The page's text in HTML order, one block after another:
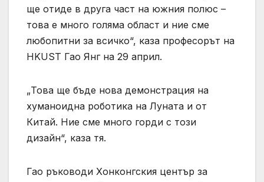
ще отиде в друга част на южния полюс –
това е много голяма област и ние сме
любопитни за всичко“, каза професорът на
HKUST Гао Янг ​​на 29 април.
„Това ще бъде нова демонстрация на
хуманоидна роботика на Луната и от
Китай. Ние сме много горди с този
дизайн“, каза тя.
Гао ръководи Хонконгския център за